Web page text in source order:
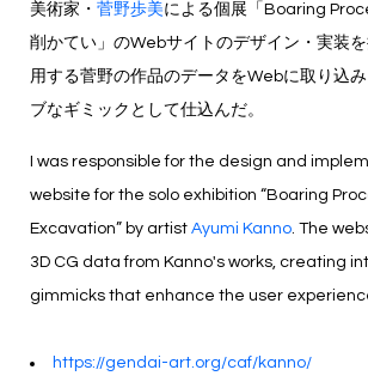
美術家・ 菅野歩美による個展「Boaring
削かてい」のWebサイトのデザイン・実装
用する菅野の作品のデータをWebに取り込
ブなギミックとして仕込んだ。
I was responsible for the design and
website for the solo exhibition “Boaring
Excavation” by artist Ayumi Kanno. The
3D CG data from Kanno's works, creating
gimmicks that enhance the user
https://gendai-art.org/caf/kanno/